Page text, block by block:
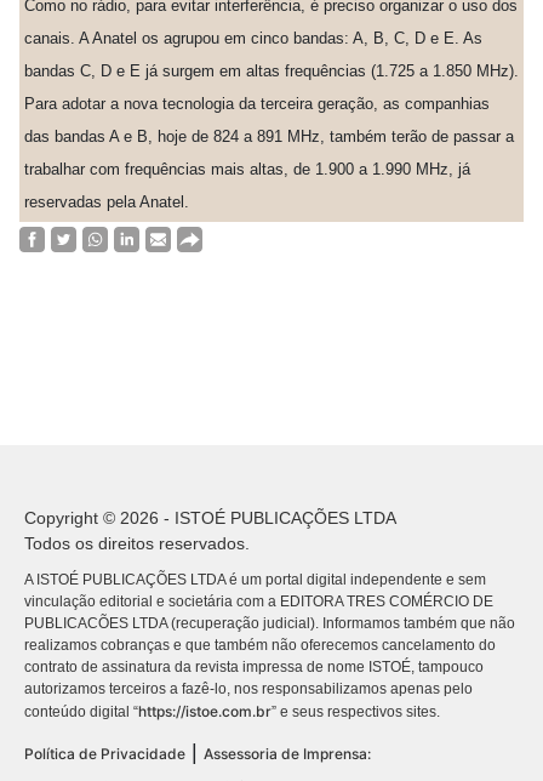
Como no rádio, para evitar interferência, é preciso organizar o uso dos
canais. A Anatel os agrupou em cinco bandas: A, B, C, D e E. As
bandas C, D e E já surgem em altas frequências (1.725 a 1.850 MHz).
Para adotar a nova tecnologia da terceira geração, as companhias
das bandas A e B, hoje de 824 a 891 MHz, também terão de passar a
trabalhar com frequências mais altas, de 1.900 a 1.990 MHz, já
reservadas pela Anatel.
Copyright © 2026 - ISTOÉ PUBLICAÇÕES LTDA
Todos os direitos reservados.
A ISTOÉ PUBLICAÇÕES LTDA é um portal digital independente e sem
vinculação editorial e societária com a EDITORA TRES COMÉRCIO DE
PUBLICACÕES LTDA (recuperação judicial). Informamos também que não
realizamos cobranças e que também não oferecemos cancelamento do
contrato de assinatura da revista impressa de nome ISTOÉ, tampouco
autorizamos terceiros a fazê-lo, nos responsabilizamos apenas pelo
conteúdo digital “https://istoe.com.br” e seus respectivos sites.
Política de Privacidade
Assessoria de Imprensa: